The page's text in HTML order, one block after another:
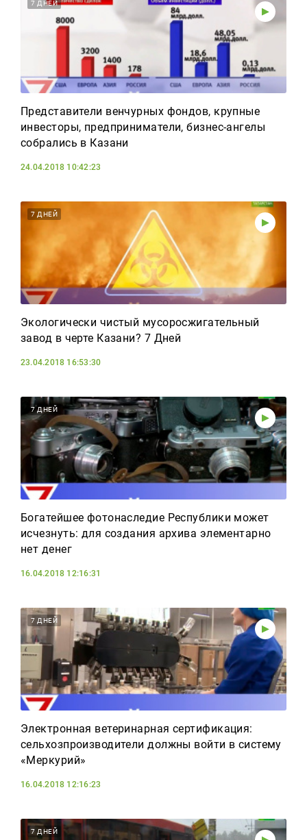
Реклама
+7 (843) 570−50−00
reception@tnvtv.ru
7 ДНЕЙ
Представители венчурных фондов, крупные
инвесторы, предприниматели, бизнес-ангелы
собрались в Казани
24.04.2018 10:42:23
7 ДНЕЙ
Экологически чистый мусоросжигательный
завод в черте Казани? 7 Дней
23.04.2018 16:53:30
7 ДНЕЙ
Богатейшее фотонаследие Республики может
исчезнуть: для создания архива элементарно
нет денег
16.04.2018 12:16:31
7 ДНЕЙ
Электронная ветеринарная сертификация:
сельхозпроизводители должны войти в систему
«Меркурий»
16.04.2018 12:16:23
7 ДНЕЙ